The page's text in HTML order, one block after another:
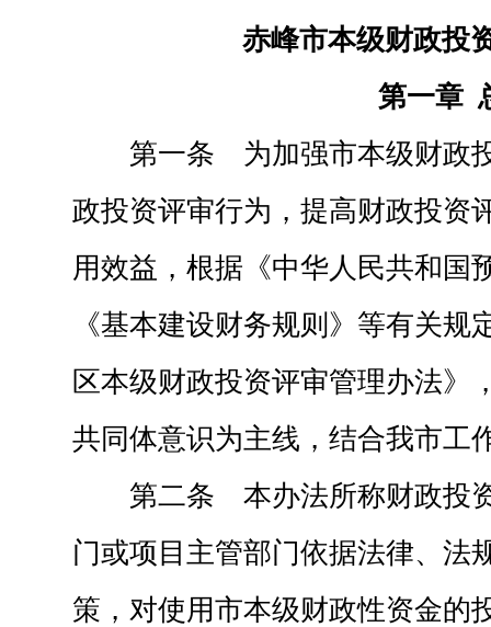
赤峰市本级财政投
第一章
第一条 为加强市本级财政
政投资评审行为，提高财政投资
用效益，根据《中华人民共和国
《基本建设财务规则》等有关规
区本级财政投资评审管理办法》
共同体意识为主线，结合我市工
第二条 本办法所称财政投
门或项目主管部门依据法律、法
策，对使用市本级财政性资金的